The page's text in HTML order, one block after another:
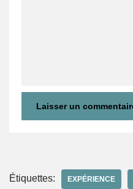
Étiquettes: EXPÉRIENCE